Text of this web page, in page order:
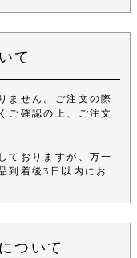
て
ません。ご注文の際
ご確認の上、ご注文
ておりますが、万一
到着後3日以内にお
ついて